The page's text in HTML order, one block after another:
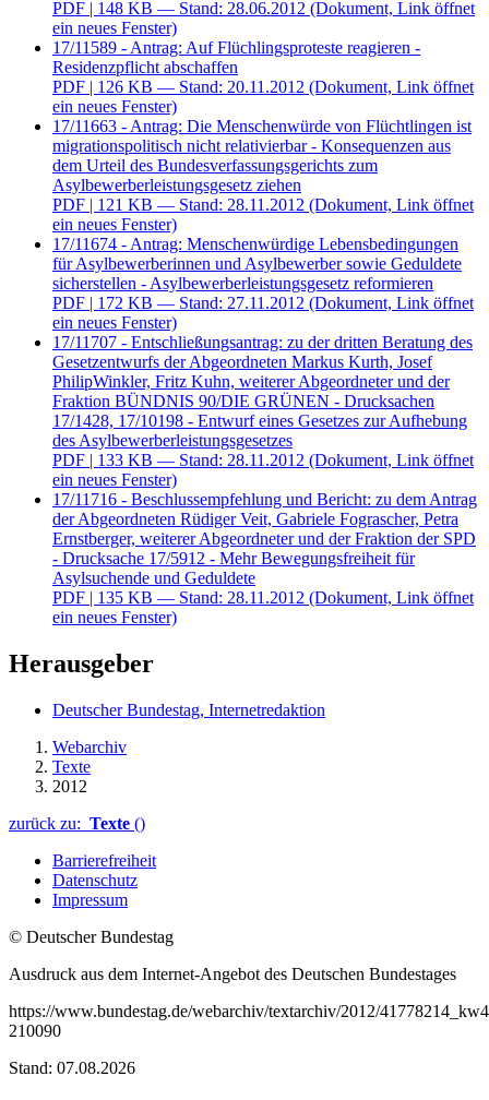
PDF | 148 KB — Stand: 28.06.2012 (Dokument, Link öffnet
ein neues Fenster)
17/11589 - Antrag: Auf Flüchlingsproteste reagieren -
Residenzpflicht abschaffen
PDF | 126 KB — Stand: 20.11.2012 (Dokument, Link öffnet
ein neues Fenster)
17/11663 - Antrag: Die Menschenwürde von Flüchtlingen ist
migrationspolitisch nicht relativierbar - Konsequenzen aus
dem Urteil des Bundesverfassungsgerichts zum
Asylbewerberleistungsgesetz ziehen
PDF | 121 KB — Stand: 28.11.2012 (Dokument, Link öffnet
ein neues Fenster)
17/11674 - Antrag: Menschenwürdige Lebensbedingungen
für Asylbewerberinnen und Asylbewerber sowie Geduldete
sicherstellen - Asylbewerberleistungsgesetz reformieren
PDF | 172 KB — Stand: 27.11.2012 (Dokument, Link öffnet
ein neues Fenster)
17/11707 - Entschließungsantrag: zu der dritten Beratung des
Gesetzentwurfs der Abgeordneten Markus Kurth, Josef
PhilipWinkler, Fritz Kuhn, weiterer Abgeordneter und der
Fraktion BÜNDNIS 90/DIE GRÜNEN - Drucksachen
17/1428, 17/10198 - Entwurf eines Gesetzes zur Aufhebung
des Asylbewerberleistungsgesetzes
PDF | 133 KB — Stand: 28.11.2012 (Dokument, Link öffnet
ein neues Fenster)
17/11716 - Beschlussempfehlung und Bericht: zu dem Antrag
der Abgeordneten Rüdiger Veit, Gabriele Fograscher, Petra
Ernstberger, weiterer Abgeordneter und der Fraktion der SPD
- Drucksache 17/5912 - Mehr Bewegungsfreiheit für
Asylsuchende und Geduldete
PDF | 135 KB — Stand: 28.11.2012 (Dokument, Link öffnet
ein neues Fenster)
Herausgeber
Deutscher Bundestag, Internetredaktion
Webarchiv
Texte
2012
zurück zu: Texte ()
Barrierefreiheit
Datenschutz
Impressum
© Deutscher Bundestag
Ausdruck aus dem Internet-Angebot des Deutschen Bundestages
https://www.bundestag.de/webarchiv/textarchiv/2012/
210090
Stand: 07.08.2026